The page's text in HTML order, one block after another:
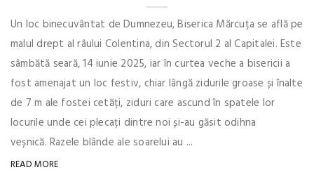
Un loc binecuvântat de Dumnezeu, Biserica Mărcuța se află pe
malul drept al râului Colentina, din Sectorul 2 al Capitalei. Este
sâmbătă seară, 14 iunie 2025, iar în curtea veche a bisericii a
fost amenajat un loc festiv, chiar lângă zidurile groase și înalte
de 7 m ale fostei cetăți, ziduri care ascund în spatele lor
locurile unde cei plecați dintre noi și-au găsit odihna
veșnică. Razele blânde ale soarelui au ...
READ MORE